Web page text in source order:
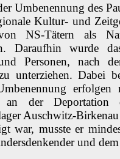
Umbenennung des
Kultur- und
NS-Tätern als
Daraufhin wurde
Personen, nach
unterziehen. Dabei
erfolgen
an der
Auschwitz-
war, musste er
und